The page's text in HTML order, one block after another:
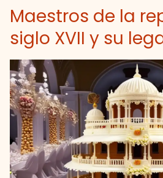
Maestros de la
siglo XVII y su